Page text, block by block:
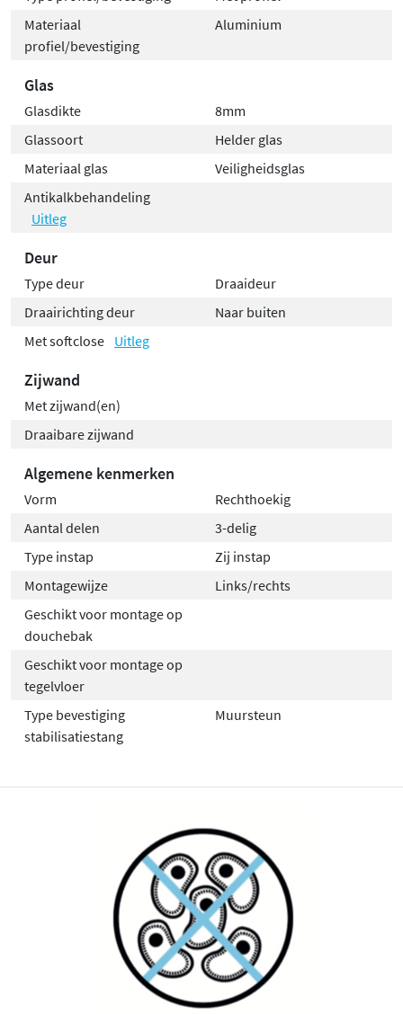
Materiaal
profiel/bevestiging
Aluminium
Glas
Glasdikte
8mm
Glassoort
Helder glas
Materiaal glas
Veiligheidsglas
Antikalkbehandeling
Uitleg
Deur
Type deur
Draaideur
Draairichting deur
Naar buiten
Met softclose Uitleg
Zijwand
Met zijwand(en)
Draaibare zijwand
Algemene kenmerken
Vorm
Rechthoekig
Aantal delen
3-delig
Type instap
Zij instap
Montagewijze
Links/rechts
Geschikt voor montage op
douchebak
Geschikt voor montage op
tegelvloer
Type bevestiging
stabilisatiestang
Muursteun